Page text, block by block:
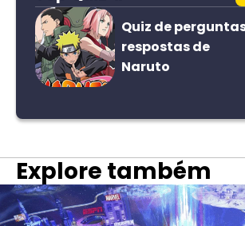
Quiz de
respostas de
Naruto
Explore também